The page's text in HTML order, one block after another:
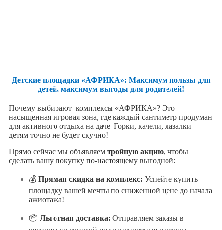
Детские площадки «АФРИКА»: Максимум пользы для
детей, максимум выгоды для родителей!
Почему выбирают комплексы «АФРИКА»? Это
насыщенная игровая зона, где каждый сантиметр продуман
для активного отдыха на даче. Горки, качели, лазалки —
детям точно не будет скучно!
Прямо сейчас мы объявляем тройную акцию, чтобы
сделать вашу покупку по-настоящему выгодной:
💰 Прямая скидка на комплекс: Успейте купить
площадку вашей мечты по сниженной цене до начала
ажиотажа!
📦 Льготная доставка: Отправляем заказы в